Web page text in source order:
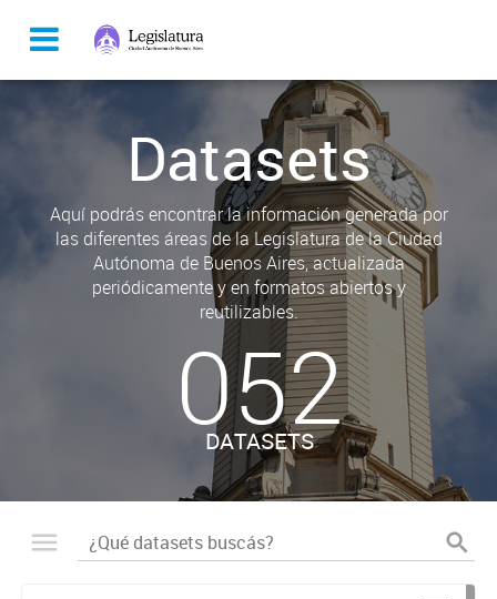
Datasets
Aquí podrás encontrar la información generada por
las diferentes áreas de la Legislatura de la Ciudad
Autónoma de Buenos Aires, actualizada
periódicamente y en formatos abiertos y
reutilizables.
052
DATASETS